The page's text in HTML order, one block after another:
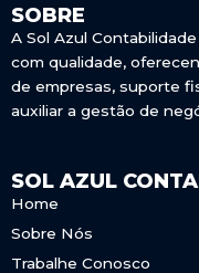
SOBRE
A Sol Azul
com qualidade,
de empresas, suporte
auxiliar a gestão de
SOL AZUL
Home
Sobre Nós
Trabalhe Conosco